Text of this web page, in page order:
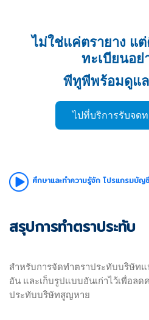
ไม่ใช่แค่ตรายาง แ
ทะเบียนอย่
พีทูพีพร้อมดูแ
ไปที่บริการรับจด
ศึกษาและทำความรู้จัก โปรแกรมบั
สรุปการทำตราประทับ
สำหรับการจัดทำตราประทับบริษัทแ
อัน และเก็บรูปแบบอันเก่าไว้เพื่อล
ประทับบริษัทสูญหาย
ประเภทธุรกิจ: กิจกรรมเกี่ยวกับบัญ
บัญชีการให้คำปรึกษาด้านภาษีมีวัต
ประกอบกิจการบริการรับเป็นที่ปรึ
บริการของเรา
รับจดทะเบียนบริษัท
79/122 ศุภาลัยวิลล์ วงแหวนรัตนาธิ
นาง อ.บางใหญ่ จ.นนทบุรี 11140
โทรศัพท์:097-2362994